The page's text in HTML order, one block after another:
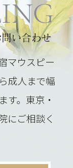
い合わせ
マウスピー
成人まで幅
す。東京・
にご相談く